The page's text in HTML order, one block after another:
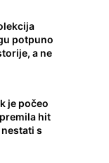
potpuno
a ne
je počeo
hit
s